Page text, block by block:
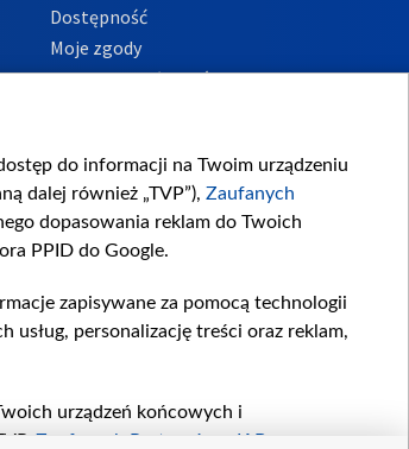
Dostępność
Moje zgody
Procedura zgłoszeń
do informacji na Twoim urządzeniu
dalej również „TVP”), Zaufanych
dopasowania reklam do Twoich
PPID do Google.
zapisywane za pomocą technologii
personalizację treści oraz reklam,
urządzeń końcowych i
Zaufanych Partnerów z IAB